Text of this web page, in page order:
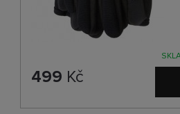
499 Kč